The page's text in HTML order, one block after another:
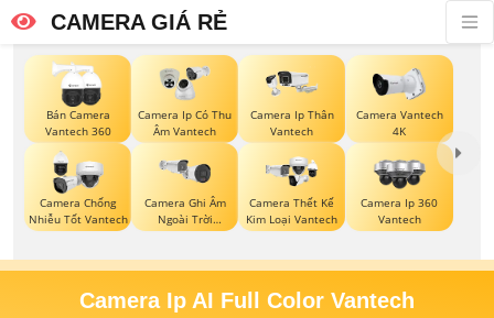
CAMERA GIÁ RẺ
Bán Camera
Vantech 360
Camera Ip Có Thu
Âm Vantech
Camera Ip Thân
Vantech
Camera Vantech
4K
Camera Chống
Nhiễu Tốt Vantech
Camera Ghi Âm
Ngoài Trời
Vantech
Camera Thết Kế
Kim Loại Vantech
Camera Ip 360
Vantech
Camera Ip AI Full Color Vantech